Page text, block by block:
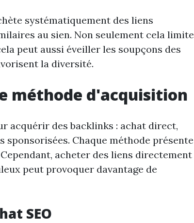
systématiquement des liens
au sien. Non seulement cela limite
peut aussi éveiller les soupçons des
la diversité.
méthode d'acquisition
acquérir des backlinks : achat direct,
sponsorisées. Chaque méthode présente
acheter des liens directement
peut provoquer davantage de
SEO